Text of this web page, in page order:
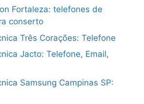
Fortaleza: telefones de
conserto
Três Corações: Telefone
Jacto: Telefone, Email,
Samsung Campinas SP: